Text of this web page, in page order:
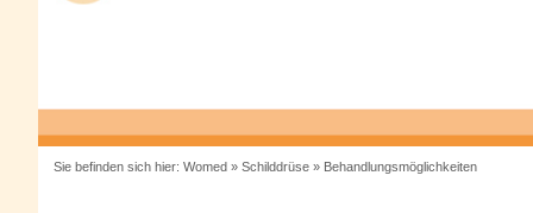
Sie befinden sich hier: Womed» Schilddrüse» Behandlungsmöglichkeiten